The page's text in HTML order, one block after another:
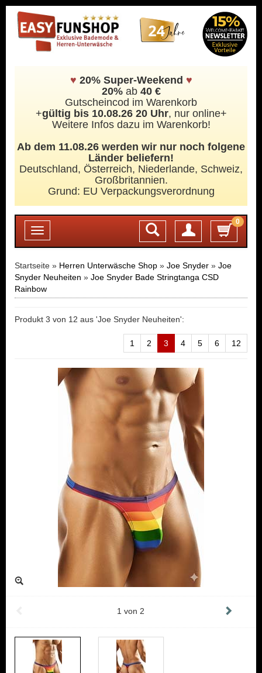
♥ 20% Super-Weekend ♥
20%ab 40 €
Gutscheincod im Warenkorb
+gültig bis 10.08.26 20 Uhr, nur online+
Weitere Infos dazu im Warenkorb!
Ab dem 11.08.26 werden wir nur noch folgene
Länder beliefern!
Deutschland, Österreich, Niederlande, Schweiz,
Großbritannien.
Grund: EU Verpackungsverordnung
Toggle
navigation
0
Login
Startseite » Herren Unterwäsche Shop » Joe Snyder » Joe
Snyder Neuheiten » Joe Snyder Bade Stringtanga CSD
Rainbow
Produkt 3 von 12 aus 'Joe Snyder Neuheiten':
1 2 3 4 5 6 12
1 von 2